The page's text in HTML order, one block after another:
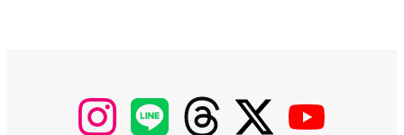
【Instagram】
MyKOBAKO
【LINE】 【threads】 【Twitter】